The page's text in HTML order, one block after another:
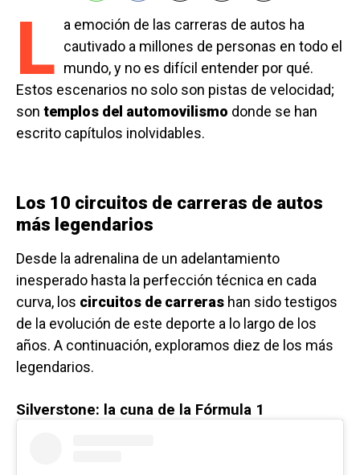
L a emoción de las carreras de autos ha
cautivado a millones de personas en todo el
mundo, y no es difícil entender por qué.
Estos escenarios no solo son pistas de velocidad;
son templos del automovilismo donde se han
escrito capítulos inolvidables.
Los 10 circuitos de carreras de autos
más legendarios
Desde la adrenalina de un adelantamiento
inesperado hasta la perfección técnica en cada
curva, los circuitos de carreras han sido testigos
de la evolución de este deporte a lo largo de los
años. A continuación, exploramos diez de los más
legendarios.
Silverstone: la cuna de la Fórmula 1